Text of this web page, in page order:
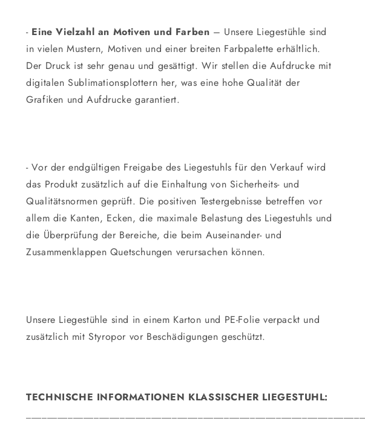
- Eine Vielzahl an Motiven und Farben – Unsere Liegestühle sind
in vielen Mustern, Motiven und einer breiten Farbpalette erhältlich.
Der Druck ist sehr genau und gesättigt. Wir stellen die Aufdrucke mit
digitalen Sublimationsplottern her, was eine hohe Qualität der
Grafiken und Aufdrucke garantiert.
- Vor der endgültigen Freigabe des Liegestuhls für den Verkauf wird
das Produkt zusätzlich auf die Einhaltung von Sicherheits- und
Qualitätsnormen geprüft. Die positiven Testergebnisse betreffen vor
allem die Kanten, Ecken, die maximale Belastung des Liegestuhls und
die Überprüfung der Bereiche, die beim Auseinander- und
Zusammenklappen Quetschungen verursachen können.
Unsere Liegestühle sind in einem Karton und PE-Folie verpackt und
zusätzlich mit Styropor vor Beschädigungen geschützt.
TECHNISCHE INFORMATIONEN KLASSISCHER LIEGESTUHL: